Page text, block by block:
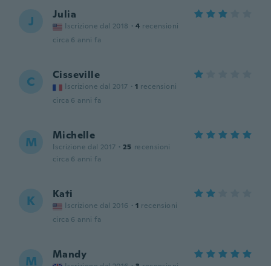
J Julia
Iscrizione dal 2018 · 4 recensioni
circa 6 anni fa
C Cisseville
Iscrizione dal 2017 · 1 recensioni
circa 6 anni fa
M Michelle
Iscrizione dal 2017 · 25 recensioni
circa 6 anni fa
K Kati
Iscrizione dal 2016 · 1 recensioni
circa 6 anni fa
M Mandy